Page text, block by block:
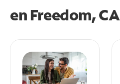
en Freedom, CA